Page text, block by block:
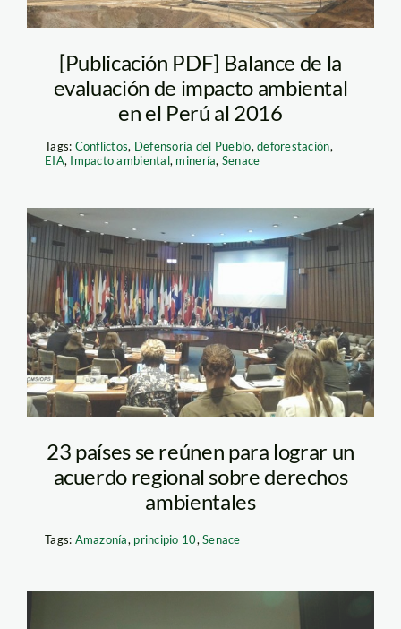
[Publicación PDF] Balance de la
evaluación de impacto ambiental
en el Perú al 2016
Tags: Conflictos, Defensoría del Pueblo,deforestación,
EIA, Impacto ambiental, minería, Senace
principio-10-spda
23 países se reúnen para lograr un
acuerdo regional sobre derechos
ambientales
Tags: Amazonía, principio 10,Senace